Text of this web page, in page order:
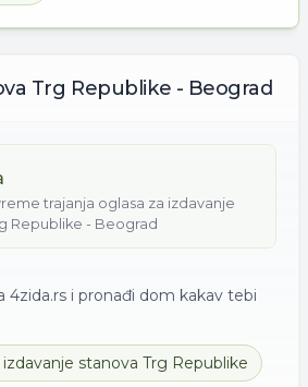
Trg Republike - Beograd
trajanja oglasa za izdavanje
Republike - Beograd
4zida.rs i pronađi dom kakav tebi
izdavanje stanova Trg Republike